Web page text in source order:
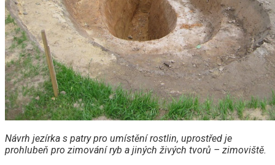
Návrh jezírka s patry pro umístění rostlin, uprostřed je
prohlubeň pro zimování ryb a jiných živých tvorů – zimoviště.